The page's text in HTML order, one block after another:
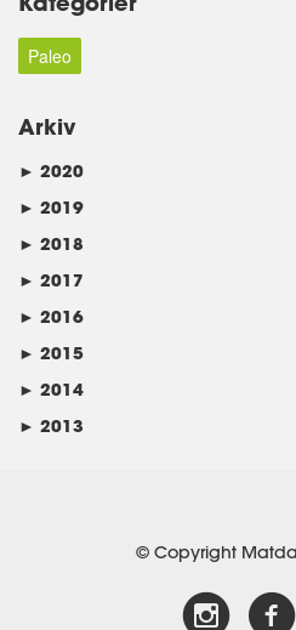
Paleo
Arkiv
► 2020
► 2019
► 2018
► 2017
► 2016
► 2015
► 2014
► 2013
© Copyright